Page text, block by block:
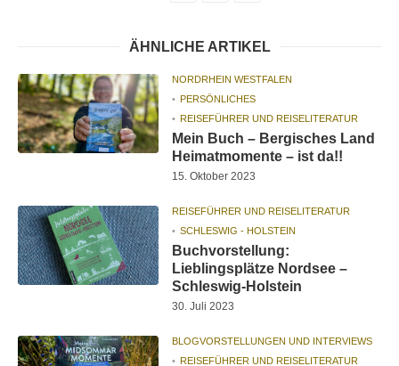
ÄHNLICHE ARTIKEL
NORDRHEIN WESTFALEN
PERSÖNLICHES
REISEFÜHRER UND REISELITERATUR
Mein Buch – Bergisches Land
Heimatmomente – ist da!!
15. Oktober 2023
REISEFÜHRER UND REISELITERATUR
SCHLESWIG - HOLSTEIN
Buchvorstellung:
Lieblingsplätze Nordsee –
Schleswig-Holstein
30. Juli 2023
BLOGVORSTELLUNGEN UND INTERVIEWS
REISEFÜHRER UND REISELITERATUR